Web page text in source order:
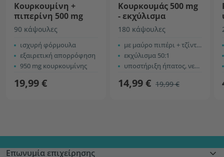
Κουρκουμίνη +
πιπερίνη 500 mg
90 κάψουλες
ισχυρή φόρμουλα
εξαιρετική απορρόφηση
950 mg κουρκουμίνης
19,99 €
Κουρκουμάς 500 mg
- εκχύλισμα
180 κάψουλες
με μαύρο πιπέρι + τζίντζερ
εκχύλισμα 50:1
υποστήριξη ήπατος, νευρικού και αναπνευστικού συστήματος, κ.λπ.
14,99 € 19,99 €
Επωνυμία επιχείρησης